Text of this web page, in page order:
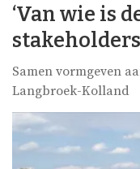
‘Van wie is
Samen vormgeven
Langbroek-Kolland